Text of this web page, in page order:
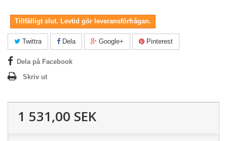
Tillfälligt slut. Levtid gör leveransförfrågan.
Twittra Dela Google+ Pinterest
Dela på Facebook
Skriv ut
1 531,00 SEK